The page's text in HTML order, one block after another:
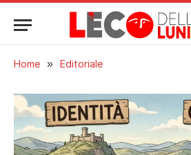
Home » Editoriale